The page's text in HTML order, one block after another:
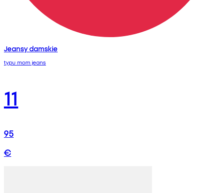
Jeansy damskie
typu mom jeans
11
95
€